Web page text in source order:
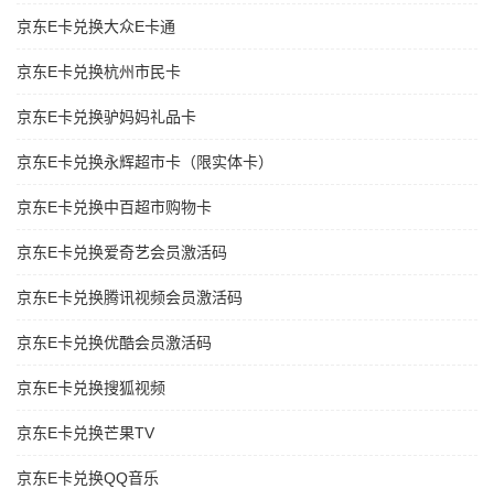
京东E卡兑换大众E卡通
京东E卡兑换杭州市民卡
京东E卡兑换驴妈妈礼品卡
京东E卡兑换永辉超市卡（限实体卡）
京东E卡兑换中百超市购物卡
京东E卡兑换爱奇艺会员激活码
京东E卡兑换腾讯视频会员激活码
京东E卡兑换优酷会员激活码
京东E卡兑换搜狐视频
京东E卡兑换芒果TV
京东E卡兑换QQ音乐